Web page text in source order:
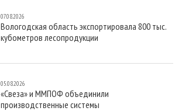
07.08.2026
Вологодская область экспортировала 800 тыс.
кубометров лесопродукции
05.08.2026
«Свеза» и ММПОФ объединили
производственные системы